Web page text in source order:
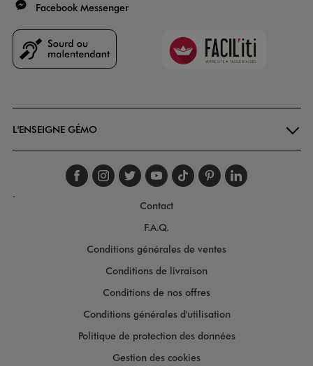
Facebook Messenger
Faciliti
L'ENSEIGNE GÉMO
Suivez-nous sur
Suivez-nous sur
Suivez-nous sur
Suivez-nous
Suivez-nous
Suivez-
.
Contact
F.A.Q.
Conditions générales de ventes
Conditions de livraison
Conditions de nos offres
Conditions générales d'utilisation
Politique de protection des données
Gestion des cookies